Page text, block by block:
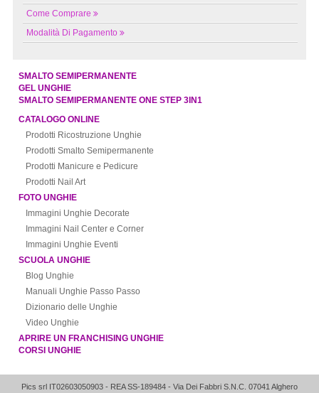
Come Comprare
Modalità Di Pagamento
SMALTO SEMIPERMANENTE
GEL UNGHIE
SMALTO SEMIPERMANENTE ONE STEP 3IN1
CATALOGO ONLINE
Prodotti Ricostruzione Unghie
Prodotti Smalto Semipermanente
Prodotti Manicure e Pedicure
Prodotti Nail Art
FOTO UNGHIE
Immagini Unghie Decorate
Immagini Nail Center e Corner
Immagini Unghie Eventi
SCUOLA UNGHIE
Blog Unghie
Manuali Unghie Passo Passo
Dizionario delle Unghie
Video Unghie
APRIRE UN FRANCHISING UNGHIE
CORSI UNGHIE
Pics srl IT02603050903 - REA SS-189484 - Via Dei Fabbri S.N.C. 07041 Alghero